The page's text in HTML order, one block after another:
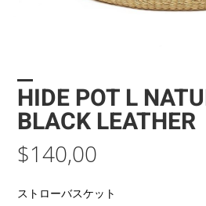
HIDE POT L
BLACK LEATHER
$140,00
ストローバスケット